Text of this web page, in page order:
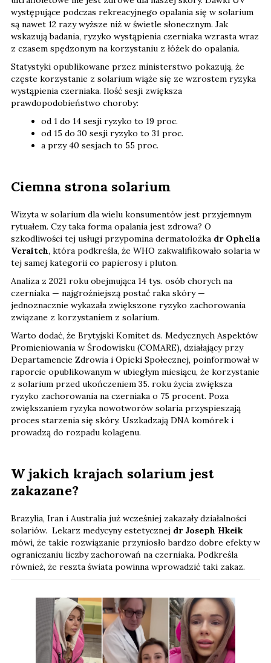
występujące podczas rekreacyjnego opalania się w solarium
są nawet 12 razy wyższe niż w świetle słonecznym. Jak
wskazują badania, ryzyko wystąpienia czerniaka wzrasta wraz
z czasem spędzonym na korzystaniu z łóżek do opalania.
Statystyki opublikowane przez ministerstwo pokazują, że
częste korzystanie z solarium wiąże się ze wzrostem ryzyka
wystąpienia czerniaka. Ilość sesji zwiększa
prawdopodobieństwo choroby:
od 1 do 14 sesji ryzyko to 19 proc.
od 15 do 30 sesji ryzyko to 31 proc.
a przy 40 sesjach to 55 proc.
Ciemna strona solarium
Wizyta w solarium dla wielu konsumentów jest przyjemnym
rytuałem. Czy taka forma opalania jest zdrowa? O
szkodliwości tej usługi przypomina dermatolożka dr Ophelia
Veraitch, która podkreśla, że WHO zakwalifikowało solaria w
tej samej kategorii co papierosy i pluton.
Analiza z 2021 roku obejmująca 14 tys. osób chorych na
czerniaka — najgroźniejszą postać raka skóry —
jednoznacznie wykazała zwiększone ryzyko zachorowania
związane z korzystaniem z solarium.
Warto dodać, że Brytyjski Komitet ds. Medycznych Aspektów
Promieniowania w Środowisku (COMARE), działający przy
Departamencie Zdrowia i Opieki Społecznej, poinformował w
raporcie opublikowanym w ubiegłym miesiącu, że korzystanie
z solarium przed ukończeniem 35. roku życia zwiększa
ryzyko zachorowania na czerniaka o 75 procent. Poza
zwiększaniem ryzyka nowotworów solaria przyspieszają
proces starzenia się skóry. Uszkadzają DNA komórek i
prowadzą do rozpadu kolagenu.
W jakich krajach solarium jest
zakazane?
Brazylia, Iran i Australia już wcześniej zakazały działalności
solariów. Lekarz medycyny estetycznej dr Joseph Hkeik
mówi, że takie rozwiązanie przyniosło bardzo dobre efekty w
ograniczaniu liczby zachorowań na czerniaka. Podkreśla
również, że reszta świata powinna wprowadzić taki zakaz.